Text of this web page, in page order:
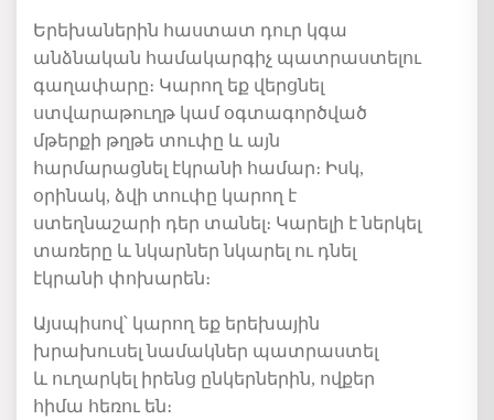
Երեխաներին հաստատ դուր կգա
անձնական համակարգիչ պատրաստելու
գաղափարը։ Կարող եք վերցնել
ստվարաթուղթ կամ օգտագործված
մթերքի թղթե տուփը և այն
հարմարացնել էկրանի համար։ Իսկ,
օրինակ, ձվի տուփը կարող է
ստեղնաշարի դեր տանել։ Կարելի է ներկել
տառերը և նկարներ նկարել ու դնել
էկրանի փոխարեն։
Այսպիսով՝ կարող եք երեխային
խրախուսել նամակներ պատրաստել
և ուղարկել իրենց ընկերներին, ովքեր
հիմա հեռու են։